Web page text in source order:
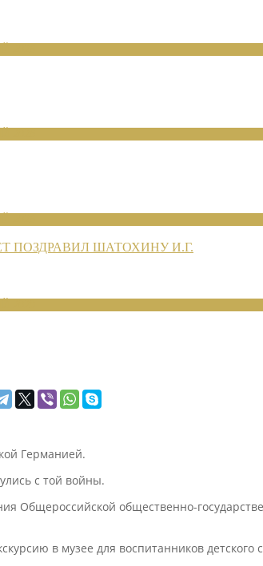
ПОЗДРАВИЛ ШАТОХИНУ И.Г.
Германией.
с той войны.
Общероссийской общественно-
в музее для воспитанников